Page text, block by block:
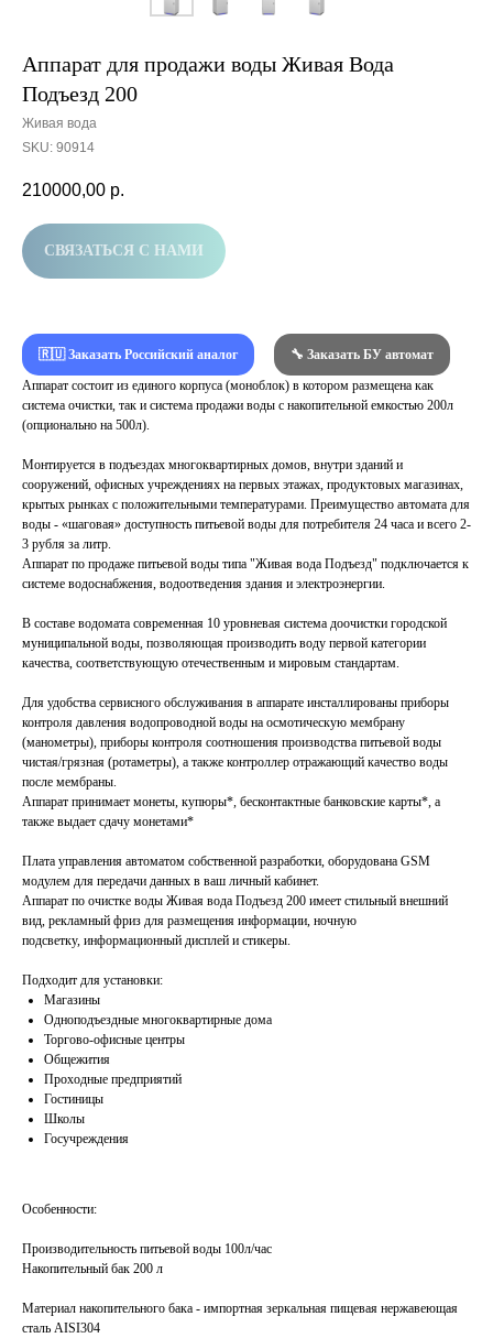
Аппарат для продажи воды Живая Вода
Подъезд 200
Живая вода
SKU: 90914
210000,00 р.
СВЯЗАТЬСЯ С НАМИ
🇷🇺 Заказать Российский аналог
🔧 Заказать БУ автомат
Аппарат состоит из единого корпуса (моноблок) в котором размещена как
система очистки, так и система продажи воды с накопительной емкостью 200л
(опционально на 500л).
Монтируется в подъездах многоквартирных домов, внутри зданий и
сооружений, офисных учреждениях на первых этажах, продуктовых магазинах,
крытых рынках с положительными температурами. Преимущество автомата для
воды - «шаговая» доступность питьевой воды для потребителя 24 часа и всего 2-
3 рубля за литр.
Аппарат по продаже питьевой воды типа "Живая вода Подъезд" подключается к
системе водоснабжения, водоотведения здания и электроэнергии.
В составе водомата современная 10 уровневая система доочистки городской
муниципальной воды, позволяющая производить воду первой категории
качества, соответствующую отечественным и мировым стандартам.
Для удобства сервисного обслуживания в аппарате инсталлированы приборы
контроля давления водопроводной воды на осмотическую мембрану
(манометры), приборы контроля соотношения производства питьевой воды
чистая/грязная (ротаметры), а также контроллер отражающий качество воды
после мембраны.
Аппарат принимает монеты, купюры*, бесконтактные банковские карты*, а
также выдает сдачу монетами*
Плата управления автоматом собственной разработки, оборудована GSM
модулем для передачи данных в ваш личный кабинет.
Аппарат по очистке воды Живая вода Подъезд 200 имеет стильный внешний
вид, рекламный фриз для размещения информации, ночную
подсветку, информационный дисплей и стикеры.
Подходит для установки:
Магазины
Одноподъездные многоквартирные дома
Торгово-офисные центры
Общежития
Проходные предприятий
Гостиницы
Школы
Госучреждения
Особенности:
Производительность питьевой воды 100л/час
Накопительный бак 200 л
Материал накопительного бака - импортная зеркальная пищевая нержавеющая
сталь AISI304